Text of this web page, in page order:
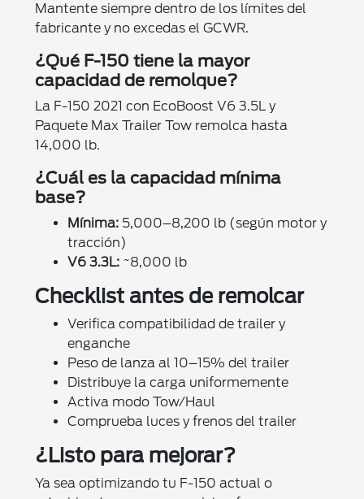
Mantente siempre dentro de los límites del
fabricante y no excedas el GCWR.
¿Qué F-150 tiene la mayor
capacidad de remolque?
La F-150 2021 con EcoBoost V6 3.5L y
Paquete Max Trailer Tow remolca hasta
14,000 lb.
¿Cuál es la capacidad mínima
base?
Mínima: 5,000–8,200 lb (según motor y
tracción)
V6 3.3L: ~8,000 lb
Checklist antes de remolcar
Verifica compatibilidad de trailer y
enganche
Peso de lanza al 10–15% del trailer
Distribuye la carga uniformemente
Activa modo Tow/Haul
Comprueba luces y frenos del trailer
¿Listo para mejorar?
Ya sea optimizando tu F-150 actual o